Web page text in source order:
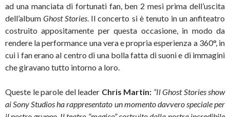
ad una manciata di fortunati fan, ben 2 mesi prima dell’uscita
dell’albumGhost Stories . Il concerto si è tenuto in un anfiteatro
costruito appositamente per questa occasione, in modo da
rendere la performance una vera e propria esperienza a 360°, in
cui i fan erano al centro di una bolla fatta di suoni e di immagini
che giravano tutto intorno a loro.
Queste le parole del leader Chris Martin: “Il Ghost Stories show
ai Sony Studios ha rappresentato un momento davvero speciale per